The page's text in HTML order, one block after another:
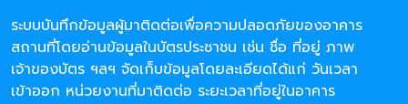
ระบบบันทึกข้อมูลผู้มาติดต่อเพื่อความปลอดภัยของอาคาร
สถานที่โดยอ่านข้อมูลในบัตรประชาชน เช่น ชื่อ ที่อยู่ ภาพ
เจ้าของบัตร ฯลฯ จัดเก็บข้อมูลโดยละเอียดได้แก่ วันเวลา
เข้าออก หน่วยงานที่มาติดต่อ ระยะเวลาที่อยู่ในอาคาร